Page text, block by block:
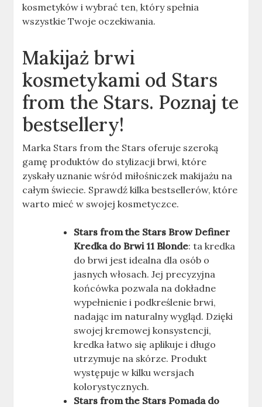
kosmetyków i wybrać ten, który spełnia
wszystkie Twoje oczekiwania.
Makijaż brwi
kosmetykami od Stars
from the Stars. Poznaj te
bestsellery!
Marka Stars from the Stars oferuje szeroką
gamę produktów do stylizacji brwi, które
zyskały uznanie wśród miłośniczek makijażu na
całym świecie. Sprawdź kilka bestsellerów, które
warto mieć w swojej kosmetyczce.
Stars from the Stars Brow Definer
Kredka do Brwi 11 Blonde: ta kredka
do brwi jest idealna dla osób o
jasnych włosach. Jej precyzyjna
końcówka pozwala na dokładne
wypełnienie i podkreślenie brwi,
nadając im naturalny wygląd. Dzięki
swojej kremowej konsystencji,
kredka łatwo się aplikuje i długo
utrzymuje na skórze. Produkt
występuje w kilku wersjach
kolorystycznych.
Stars from the Stars Pomada do